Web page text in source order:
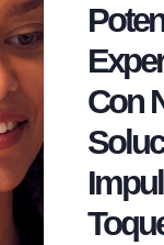
Con